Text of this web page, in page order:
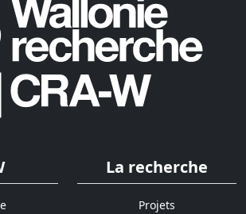
La recherche
Projets